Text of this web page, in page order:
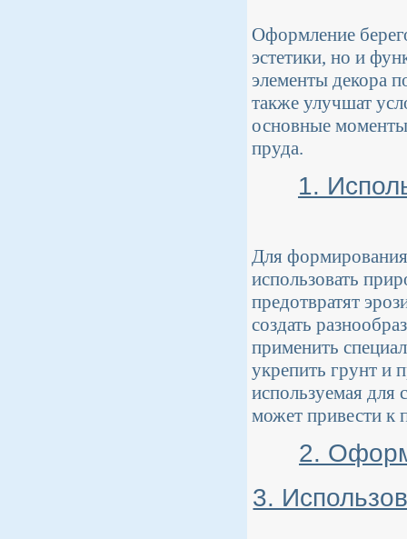
Оформление
эстетики, но и
элементы декора
также улучшат
основные
пруда.
1.
Для формирования
использовать
предотвратят
создать
применить
укрепить грунт и
используемая для
может привести к
2.
3.